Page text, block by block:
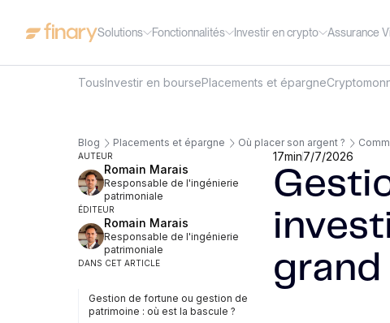
Solutions Fonctionnalités Investir en crypto Assurance
TousInvestir en boursePlacements et épargne
Blog Placements et épargne Où placer son argent ?
AUTEUR
Romain Marais
Responsable de l'ingénierie
patrimoniale
ÉDITEUR
Romain Marais
Responsable de l'ingénierie
patrimoniale
DANS CET ARTICLE
Gestion de fortune ou gestion de
patrimoine : où est la bascule ?
17min7/7/2026